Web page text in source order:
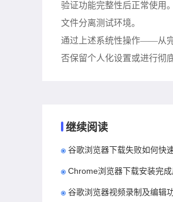
验证功能完整性后正常使用
文件分离测试环境。
通过上述系统性操作——从
否保留个人化设置或进行彻
继续阅读
谷歌浏览器下载失败如何快
Chrome浏览器下载安装完
谷歌浏览器视频录制及编辑